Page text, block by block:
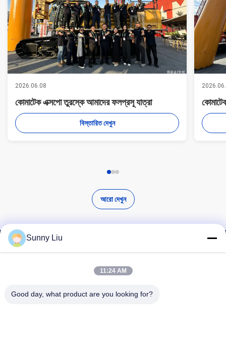
2026.06.08
কোমাটেক এক্সপো তুরস্কে আমাদের ফলপ্রসূ যাত্রা
বিস্তারিত দেখুন
আরো দেখুন
উচ্চ মানের পণ্য খুঁজুন
Sunny Liu
11:24 AM
Good day, what product are you looking for?